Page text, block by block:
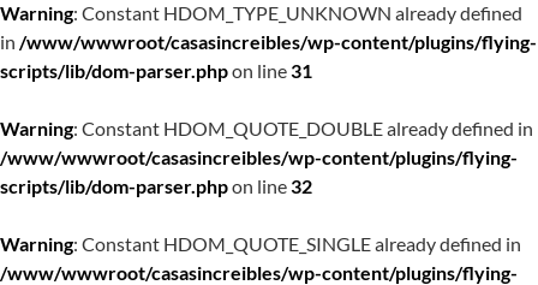
Warning: Constant HDOM_TYPE_UNKNOWN already defined
in /www/wwwroot/casasincreibles/wp-content/plugins/flying-
scripts/lib/dom-parser.phpon line31
Warning: Constant HDOM_QUOTE_DOUBLE already defined in
/www/wwwroot/casasincreibles/wp-content/plugins/flying-
scripts/lib/dom-parser.phpon line32
Warning: Constant HDOM_QUOTE_SINGLE already defined in
/www/wwwroot/casasincreibles/wp-content/plugins/flying-